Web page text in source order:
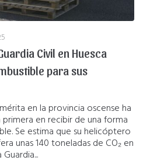
Civil en Huesca
para sus
en la provincia oscense ha
en recibir de una forma
Se estima que su helicóptero
unas 140 toneladas de CO₂ en